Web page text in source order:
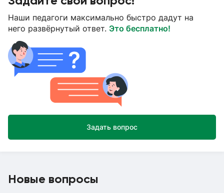
Наши педагоги максимально быстро дадут на
него развёрнутый ответ. Это бесплатно!
Задать вопрос
Новые вопросы